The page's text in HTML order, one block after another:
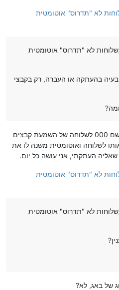
לא "תדרוס" אוטומטית
לא "תדרוס" אוטומטית
בעיה בהעתקה או העברה, רק בקבצי
בטוח לגמרי, אני מעתיק קובץ עם שם 000 לשלוחה של השמעת קבצים
לשלוחה ואוטומטית משנה לו את
העתקתי, אני עושה כל יום.
לא "תדרוס" אוטומטית
לא "תדרוס" אוטומטית
של באג, לא?